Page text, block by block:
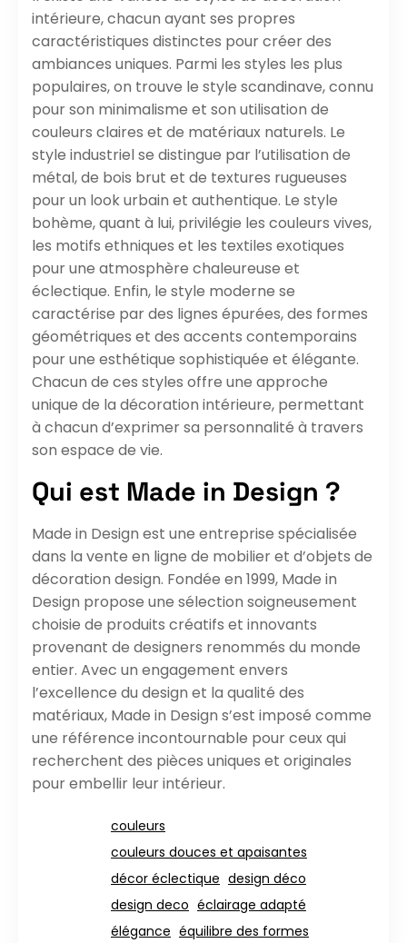
intérieure, chacun ayant ses propres
caractéristiques distinctes pour créer des
ambiances uniques. Parmi les styles les plus
populaires, on trouve le style scandinave, connu
pour son minimalisme et son utilisation de
couleurs claires et de matériaux naturels. Le
style industriel se distingue par l’utilisation de
métal, de bois brut et de textures rugueuses
pour un look urbain et authentique. Le style
bohème, quant à lui, privilégie les couleurs vives,
les motifs ethniques et les textiles exotiques
pour une atmosphère chaleureuse et
éclectique. Enfin, le style moderne se
caractérise par des lignes épurées, des formes
géométriques et des accents contemporains
pour une esthétique sophistiquée et élégante.
Chacun de ces styles offre une approche
unique de la décoration intérieure, permettant
à chacun d’exprimer sa personnalité à travers
son espace de vie.
Qui est Made in Design ?
Made in Design est une entreprise spécialisée
dans la vente en ligne de mobilier et d’objets de
décoration design. Fondée en 1999, Made in
Design propose une sélection soigneusement
choisie de produits créatifs et innovants
provenant de designers renommés du monde
entier. Avec un engagement envers
l’excellence du design et la qualité des
matériaux, Made in Design s’est imposé comme
une référence incontournable pour ceux qui
recherchent des pièces uniques et originales
pour embellir leur intérieur.
couleurs
couleurs douces et apaisantes
décor éclectique design déco
design deco éclairage adapté
élégance équilibre des formes